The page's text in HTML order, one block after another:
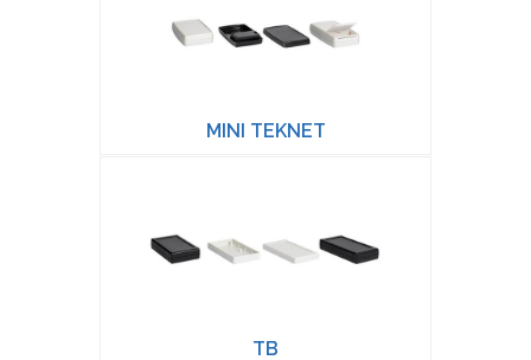
MINI TEKNET
TB